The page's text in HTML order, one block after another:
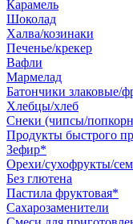
Карамель
Шоколад
Халва/козинаки
Печенье/крекер
Вафли
Мармелад
Батончики злаковые/
Хлебцы/хлеб
Снеки (чипсы/
Продукты быстрого
Зефир*
Орехи/сухофрукты/
Без глютена
Пастила фруктовая*
Сахарозаменители